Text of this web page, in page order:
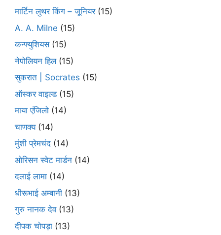
मार्टिन लुथर किंग – जूनियर(15)
A. A. Milne (15)
कन्फ्युशियस(15)
नेपोलियन हिल(15)
सुकरात | Socrates (15)
ऑस्कर वाइल्ड(15)
माया एंजिलो (14)
चाणक्य(14)
मुंशी प्रेमचंद (14)
ओरिसन स्‍वेट मार्डन (14)
दलाई लामा (14)
धीरूभाई अम्बानी (13)
गुरु नानक देव(13)
दीपक चोपड़ा (13)